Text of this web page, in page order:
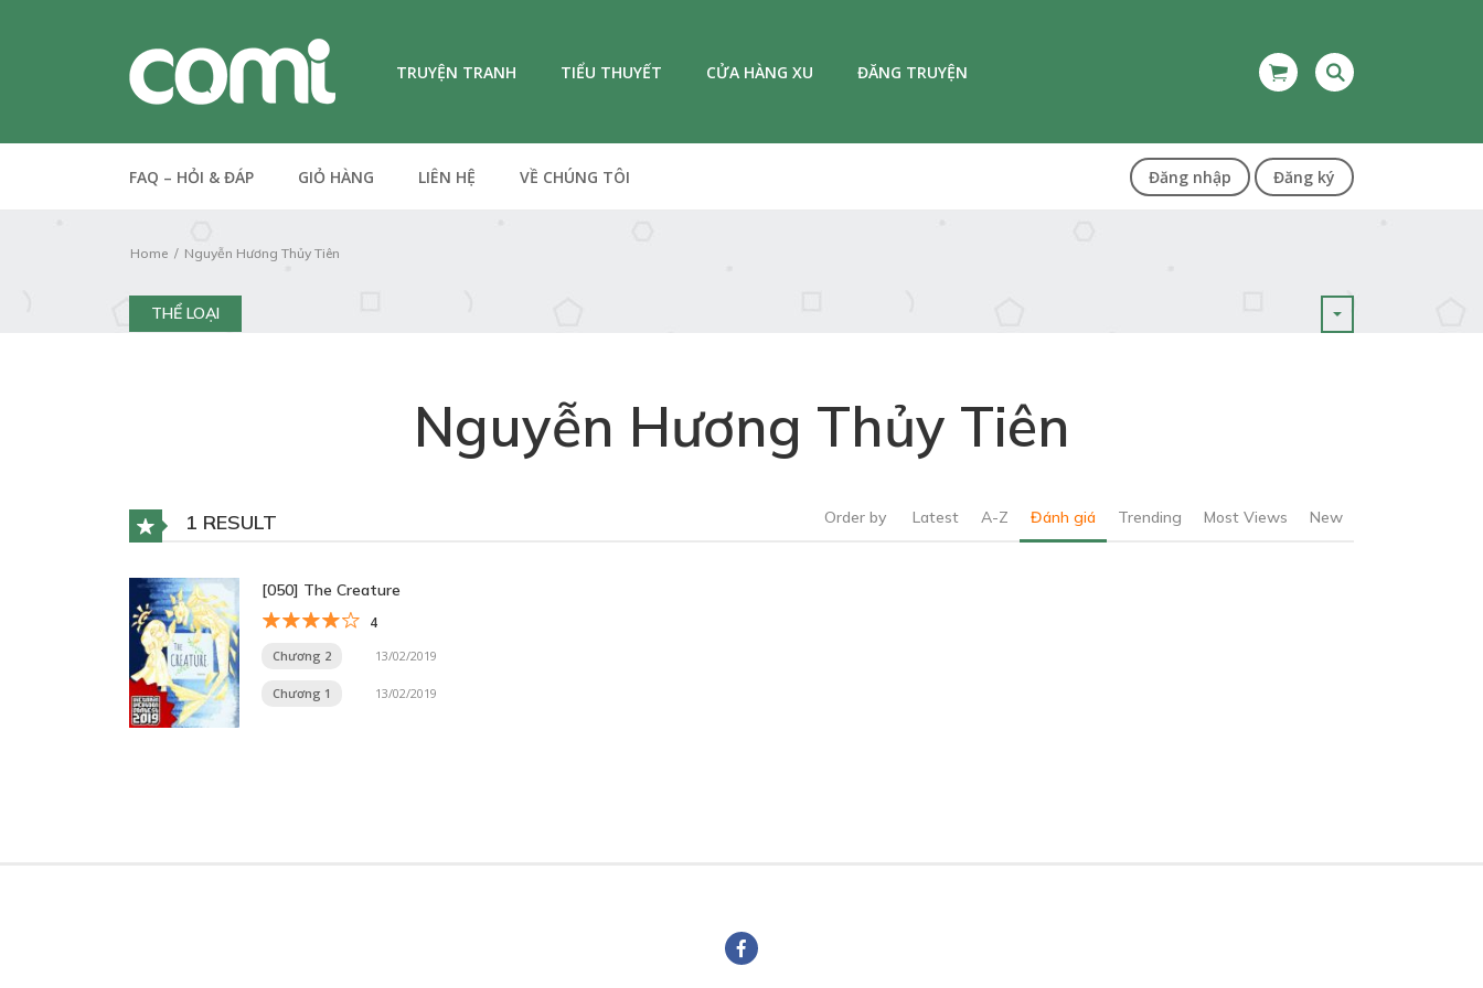
TRUYỆN TRANH TIỂU THUYẾT CỬA HÀNG XU ĐĂNG TRUYỆN
FAQ – HỎI & ĐÁP GIỎ HÀNG LIÊN HỆ VỀ CHÚNG TÔI Đăng nhập Đăng ký
Home Nguyễn Hương Thủy Tiên
THỂ LOẠI
Nguyễn Hương Thủy Tiên
1 RESULT Order by Latest A-Z Đánh giá Trending Most Views New
[050] The Creature
4
Chương 2 13/02/2019
Chương 1 13/02/2019